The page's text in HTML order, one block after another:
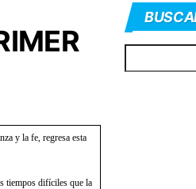
y la fe, regresa esta
tiempos difíciles que la